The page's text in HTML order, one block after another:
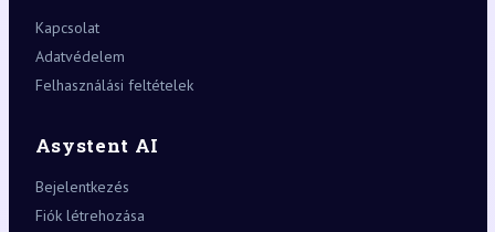
Kapcsolat
Adatvédelem
Felhasználási feltételek
Asystent AI
Bejelentkezés
Fiók létrehozása